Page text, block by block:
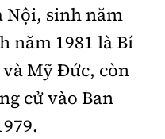
Nội, sinh năm
năm 1981 là Bí
Mỹ Đức, còn
cử vào Ban